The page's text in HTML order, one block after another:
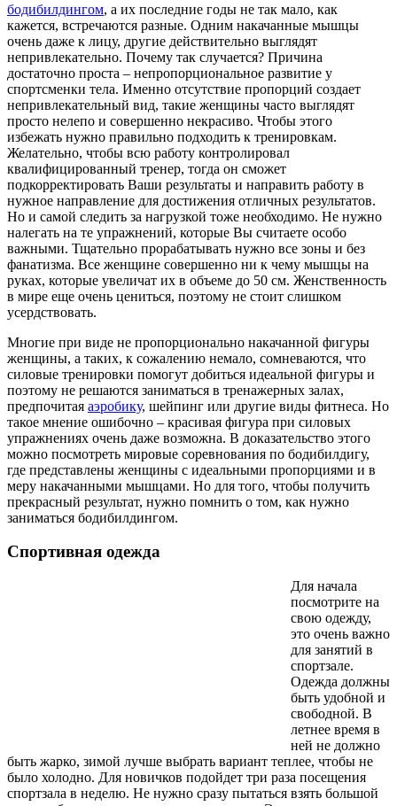
бодибилдингом, а их последние годы не так мало, как
кажется, встречаются разные. Одним накачанные мышцы
очень даже к лицу, другие действительно выглядят
непривлекательно. Почему так случается? Причина
достаточно проста – непропорциональное развитие у
спортсменки тела. Именно отсутствие пропорций создает
непривлекательный вид, такие женщины часто выглядят
просто нелепо и совершенно некрасиво. Чтобы этого
избежать нужно правильно подходить к тренировкам.
Желательно, чтобы всю работу контролировал
квалифицированный тренер, тогда он сможет
подкорректировать Ваши результаты и направить работу в
нужное направление для достижения отличных результатов.
Но и самой следить за нагрузкой тоже необходимо. Не нужно
налегать на те упражнений, которые Вы считаете особо
важными. Тщательно прорабатывать нужно все зоны и без
фанатизма. Все женщине совершенно ни к чему мышцы на
руках, которые увеличат их в объеме до 50 см. Женственность
в мире еще очень цениться, поэтому не стоит слишком
усердствовать.
Многие при виде не пропорционально накачанной фигуры
женщины, а таких, к сожалению немало, сомневаются, что
силовые тренировки помогут добиться идеальной фигуры и
поэтому не решаются заниматься в тренажерных залах,
предпочитая аэробику, шейпинг или другие виды фитнеса. Но
такое мнение ошибочно – красивая фигура при силовых
упражнениях очень даже возможна. В доказательство этого
можно посмотреть мировые соревнования по бодибилдигу,
где представлены женщины с идеальными пропорциями и в
меру накачанными мышцами. Но для того, чтобы получить
прекрасный результат, нужно помнить о том, как нужно
заниматься бодибилдингом.
Спортивная одежда
Для начала
посмотрите на
свою одежду,
это очень важно
для занятий в
спортзале.
Одежда должны
быть удобной и
свободной. В
летнее время в
ней не должно
быть жарко, зимой лучше выбрать вариант теплее, чтобы не
было холодно. Для новичков подойдет три раза посещения
спортзала в неделю. Не нужно сразу пытаться взять большой